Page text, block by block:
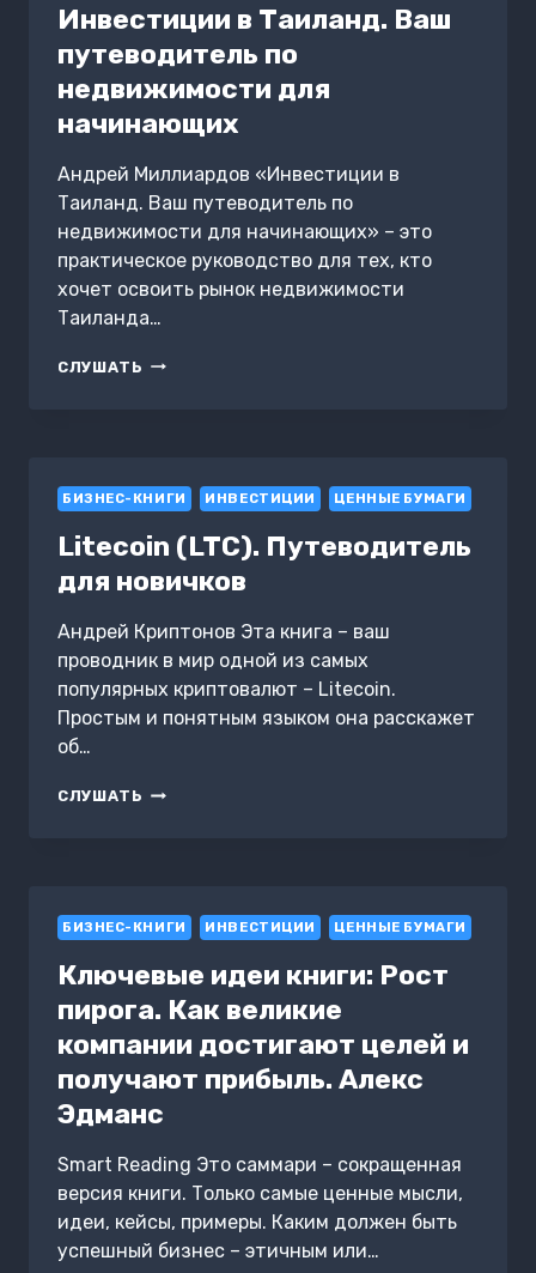
Инвестиции в Таиланд. Ваш
путеводитель по
недвижимости для
начинающих
Андрей Миллиардов «Инвестиции в
Таиланд. Ваш путеводитель по
недвижимости для начинающих» – это
практическое руководство для тех, кто
хочет освоить рынок недвижимости
Таиланда…
СЛУШАТЬ ИНВЕСТИЦИИ
НЕДВИЖИМОСТИ
НАЧИНАЮЩИХ
БИЗНЕС-КНИГИ ИНВЕСТИЦИИ ЦЕННЫЕ БУМАГИ
Litecoin (LTC). Путеводитель
для новичков
Андрей Криптонов Эта книга – ваш
проводник в мир одной из самых
популярных криптовалют – Litecoin.
Простым и понятным языком она расскажет
об…
СЛУШАТЬ LITECOIN
БИЗНЕС-КНИГИ ИНВЕСТИЦИИ ЦЕННЫЕ БУМАГИ
Ключевые идеи книги: Рост
пирога. Как великие
компании достигают целей и
получают прибыль. Алекс
Эдманс
Smart Reading Это саммари – сокращенная
версия книги. Только самые ценные мысли,
идеи, кейсы, примеры. Каким должен быть
успешный бизнес – этичным или…